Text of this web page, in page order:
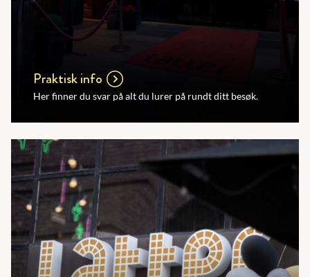
Praktisk info
Her finner du svar på alt du lurer på rundt ditt besøk.